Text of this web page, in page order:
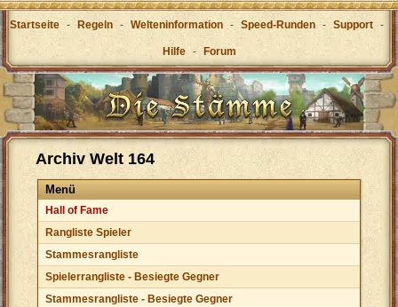
Startseite - Regeln - Welteninformation - Speed-Runden - Support -
Hilfe - Forum
Archiv Welt 164
Menü
Hall of Fame
Rangliste Spieler
Stammesrangliste
Spielerrangliste - Besiegte Gegner
Stammesrangliste - Besiegte Gegner